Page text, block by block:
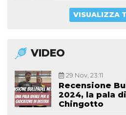
VISUALIZZA
VIDEO
29 Nov, 23:11
Recensione
2024, la pala
Chingotto